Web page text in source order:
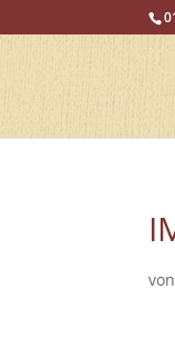
von